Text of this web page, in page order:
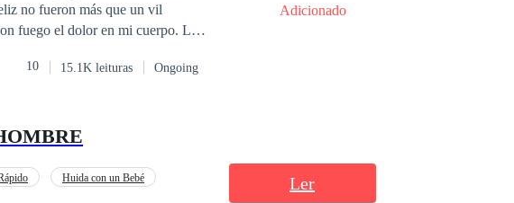
no fueron más que un vil
fuego el dolor en mi cuerpo. La
mí, poniendo en jaque mis
10 15.1K leituras Ongoing
Adicionado
Huida con un Bebé
Ler